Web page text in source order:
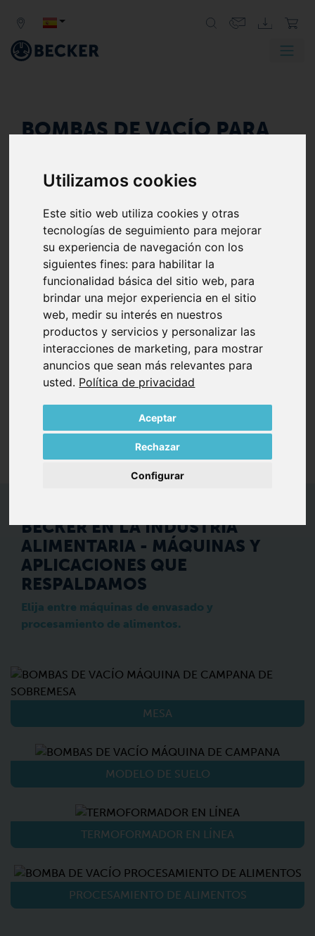
Utilizamos cookies
Este sitio web utiliza cookies y otras
tecnologías de seguimiento para mejorar
su experiencia de navegación con los
siguientes fines: para habilitar la
funcionalidad básica del sitio web, para
brindar una mejor experiencia en el sitio
web, medir su interés en nuestros
productos y servicios y personalizar las
interacciones de marketing, para mostrar
anuncios que sean más relevantes para
usted. Política de privacidad
Aceptar
Rechazar
Configurar
BOMBAS DE VACÍO PARA
ALIMENTARIA
PROCESAMIENTO DE
ALIMENTOS
Bombas de vacío Becker - el corazón de la
industria alimentaria
Como proveedor de gama completa, Becker te
ofrece soluciones de vacío orientadas al cliente que
pueden integrarse de forma óptima en tus
aplicaciones; ya sea en máquinas de sobremesa o
cámaras de vacío, termoformadores en línea,
selladores de bandeja en línea, mezcladores o
Solicita una consulta
BECKER EN LA INDUSTRIA
ALIMENTARIA - MÁQUINAS Y
APLICACIONES QUE
RESPALDAMOS
Elija entre máquinas de envasado y
procesamiento de alimentos.
MESA
MODELO DE SUELO
TERMOFORMADOR EN LÍNEA
PROCESAMIENTO DE ALIMENTOS